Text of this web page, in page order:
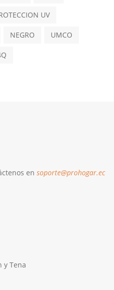
UV
NEGRO UMCO
en soporte@prohogar.ec
y Tena